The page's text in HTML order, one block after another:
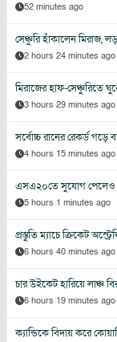
52 minutes ago
সেঞ্চুরি হাঁকালেন মিরাজ,
2 hours 24 minutes ago
মিরাজের হাফ-সেঞ্চুরিতে
3 hours 29 minutes ago
সর্বোচ্চ রানের রেকর্ড গড়ে
4 hours 15 minutes ago
এসএ২০তে সুযোগ পেলেও
5 hours 1 minutes ago
প্রস্তুতি ম্যাচে ক্রিকেট
6 hours 40 minutes ago
চার উইকেট হারিয়ে লাঞ্চ
6 hours 19 minutes ago
ক্যান্ডিকে বিদায় করে